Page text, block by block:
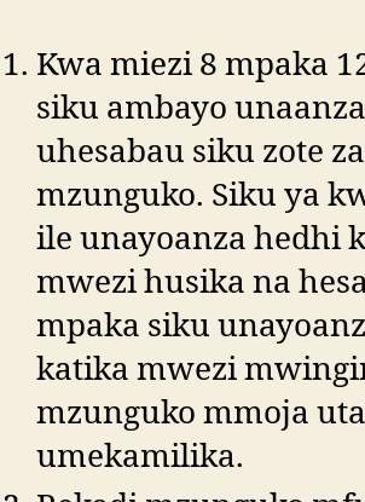
Kwa miezi 8 mpaka
siku ambayo
uhesabau siku zote
mzunguko. Siku ya
ile unayoanza hedhi
mwezi husika na
mpaka siku
katika mwezi
mzunguko mmoja
umekamilika.